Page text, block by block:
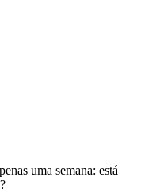
uma semana: está